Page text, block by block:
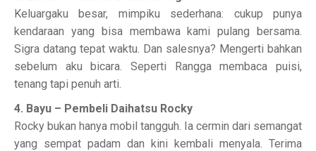
Keluargaku besar, mimpiku sederhana: cukup punya
kendaraan yang bisa membawa kami pulang bersama.
Sigra datang tepat waktu. Dan salesnya? Mengerti bahkan
sebelum aku bicara. Seperti Rangga membaca puisi,
tenang tapi penuh arti.
4. Bayu – Pembeli Daihatsu Rocky
Rocky bukan hanya mobil tangguh. Ia cermin dari semangat
yang sempat padam dan kini kembali menyala. Terima